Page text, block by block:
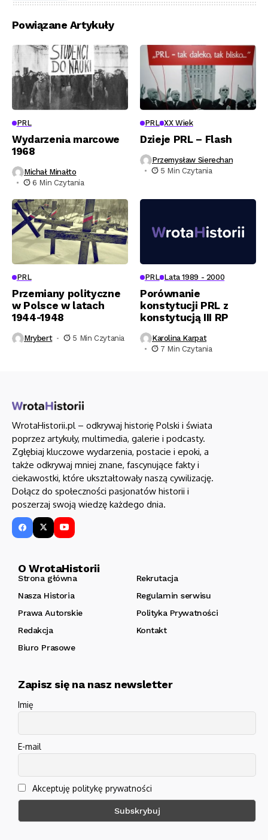
Powiązane Artykuły
PRL
Wydarzenia marcowe
1968
Michał Minałto
6 Min Czytania
PRL XX Wiek
Dzieje PRL – Flash
Przemysław Sierechan
5 Min Czytania
PRL
Przemiany polityczne
w Polsce w latach
1944-1948
Mrybert 5 Min Czytania
PRL Lata 1989 - 2000
Porównanie
konstytucji PRL z
konstytucją III RP
Karolina Karpat
7 Min Czytania
WrotaHistorii.pl – odkrywaj historię Polski i świata
poprzez artykuły, multimedia, galerie i podcasty.
Zgłębiaj kluczowe wydarzenia, postacie i epoki, a
także odkrywaj mniej znane, fascynujące fakty i
ciekawostki, które ukształtowały naszą cywilizację.
Dołącz do społeczności pasjonatów historii i
poszerzaj swoją wiedzę każdego dnia.
O WrotaHistorii
Strona główna
Rekrutacja
Nasza Historia
Regulamin serwisu
Prawa Autorskie
Polityka Prywatności
Redakcja
Kontakt
Biuro Prasowe
Zapisz się na nasz newsletter
Imię
E-mail
Akceptuję politykę prywatności